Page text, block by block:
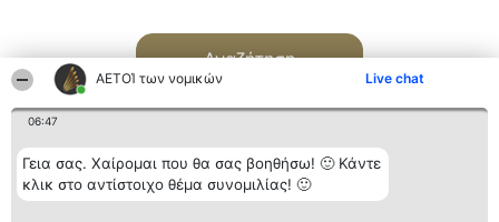
ΑΕΤΟΊ των νομικών Live chat
06:47
Γεια σας. Χαίρομαι που θα σας βοηθήσω! 🙂 Κάντε
κλικ στο αντίστοιχο θέμα συνομιλίας! 🙂
Αναζήτηση